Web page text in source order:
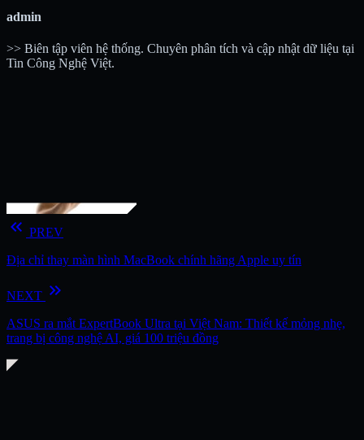
admin
>> Biên tập viên hệ thống. Chuyên phân tích và cập nhật dữ liệu tại
Tin Công Nghệ Việt.
keyboard_double_arrow_left PREV
Địa chỉ thay màn hình MacBook chính hãng Apple uy tín
NEXT keyboard_double_arrow_right
ASUS ra mắt ExpertBook Ultra tại Việt Nam: Thiết kế mỏng nhẹ,
trang bị công nghệ AI, giá 100 triệu đồng